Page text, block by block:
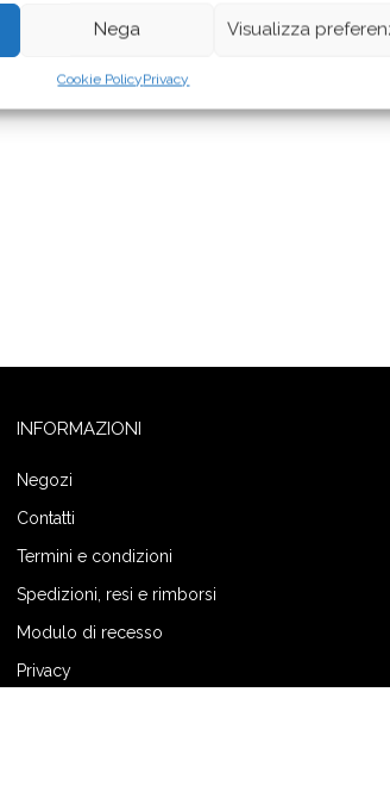
Nega Visualizza
Cookie PolicyPrivacy
INFORMAZIONI
Negozi
Contatti
Termini e condizioni
Spedizioni, resi e rimborsi
Modulo di recesso
Privacy